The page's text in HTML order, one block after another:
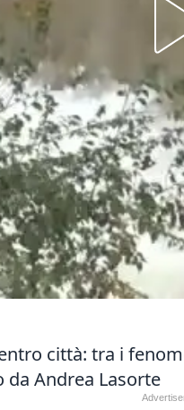
città: tra i
Andrea Lasorte